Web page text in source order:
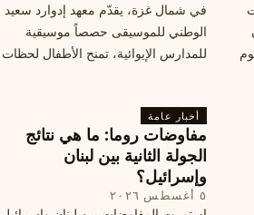
في شمال غزة، يقدّم معهد إدوارد سعيد
الوطني للموسيقى حصصاً موسيقية
للمدارس الإيوائية، تمنح الأطفال لحظات
أخبار عامة
مفاوضات روما: ما هي نتائج
الجولة الثانية بين لبنان
وإسرائيل؟
٥ أغسطس ٢٠٢٦